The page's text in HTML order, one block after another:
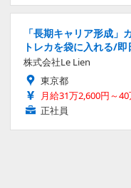
「長期キャリア形成
トレカを袋に入れる/即
株式会社Le Lien
東京都
月給31万2,600円～
正社員